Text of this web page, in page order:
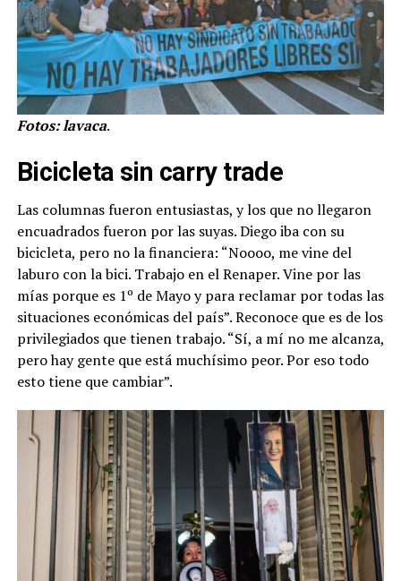
Fotos: lavaca.
Bicicleta sin carry trade
Las columnas fueron entusiastas, y los que no llegaron
encuadrados fueron por las suyas. Diego iba con su
bicicleta, pero no la financiera: “Noooo, me vine del
laburo con la bici. Trabajo en el Renaper. Vine por las
mías porque es 1º de Mayo y para reclamar por todas las
situaciones económicas del país”. Reconoce que es de los
privilegiados que tienen trabajo. “Sí, a mí no me alcanza,
pero hay gente que está muchísimo peor. Por eso todo
esto tiene que cambiar”.